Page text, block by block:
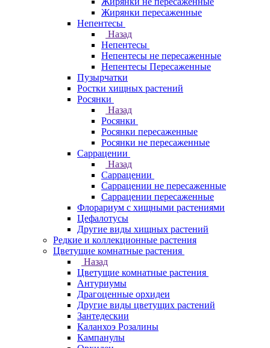
Жирянки пересаженные
Непентесы
Назад
Непентесы
Непентесы не пересаженные
Непентесы Пересаженные
Пузырчатки
Ростки хищных растений
Росянки
Назад
Росянки
Росянки пересаженные
Росянки не пересаженные
Саррацении
Назад
Саррацении
Саррацении не пересаженные
Саррацении пересаженные
Флорариум с хищными растениями
Цефалотусы
Другие виды хищных растений
Редкие и коллекционные растения
Цветущие комнатные растения
Назад
Цветущие комнатные растения
Антуриумы
Драгоценные орхидеи
Другие виды цветущих растений
Зантедескии
Каланхоэ Розалины
Кампанулы